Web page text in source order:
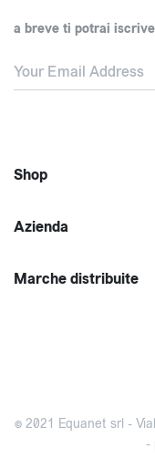
a breve ti potrai
Shop
Azienda
Marche distribuite
© 2021 Equanet srl -
-